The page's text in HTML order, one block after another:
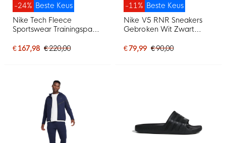
Beste Keus
-24%
Nike Tech Fleece
Sportswear Trainingspak
€ 167,98 € 220,00
Beste Keus
-11%
Nike V5 RNR Sneakers
Gebroken Wit Zwart
€ 79,99 € 90,00